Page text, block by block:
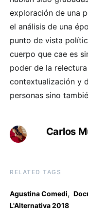
exploración de una
el análisis de una
punto de vista
cuerpo que cae es
poder de la
contextualización y
personas sino
Carlos
RELATED TAGS
Agustina Comedi,
L'Alternativa 2018